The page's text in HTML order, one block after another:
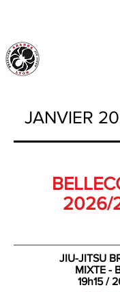
JANVIER
2026/
JIU-JITSU
MIXTE -
19h15 /